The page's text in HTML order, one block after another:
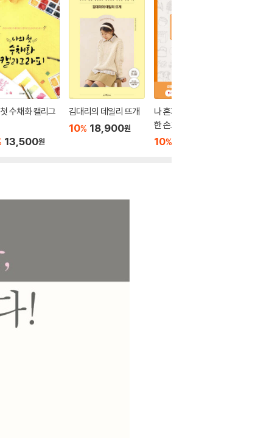
수채화 캘리그
13,500원
김대리의 데일리 뜨개
10% 18,900원
나 혼자 시작하는 행복
한 손그림: 드로잉 기초
10%